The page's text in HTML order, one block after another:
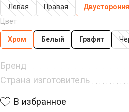
Левая Правая
Цвет
Хром Белый Графит
Бренд
Страна изготовитель
В избранное